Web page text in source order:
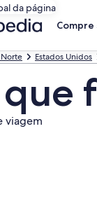
da página
Compre
Estados Unidos
viagem